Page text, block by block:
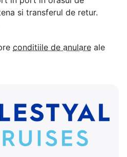
si transferul de retur.
conditiile de anulare ale